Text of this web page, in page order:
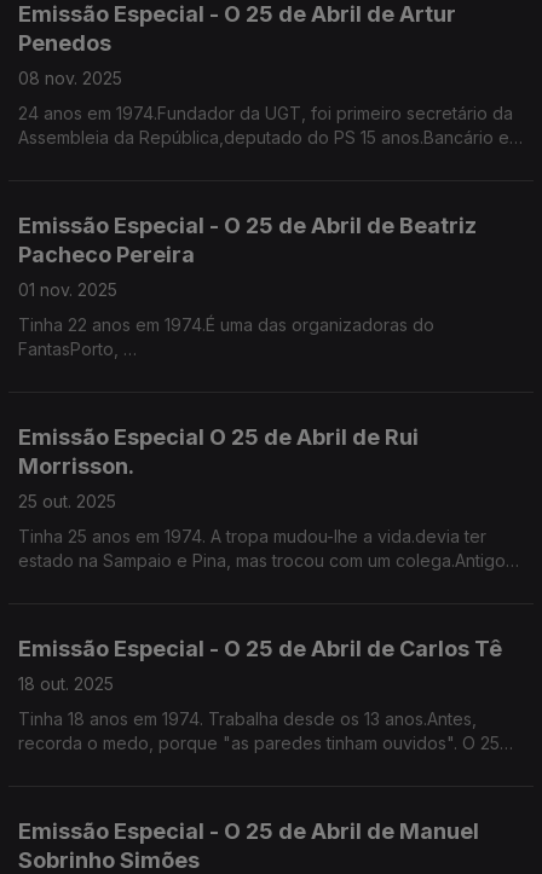
vereadora na CMPorto e deputada. Sem cartão.
Emissão Especial - O 25 de Abril de Artur
Penedos
08 nov. 2025
24 anos em 1974.Fundador da UGT, foi primeiro secretário da
Assembleia da República,deputado do PS 15 anos.Bancário em
Emissão Especial - O 25 de Abril de Beatriz
Pacheco Pereira
01 nov. 2025
Tinha 22 anos em 1974.É uma das organizadoras do
FantasPorto,
Emissão Especial O 25 de Abril de Rui
Morrisson.
25 out. 2025
Tinha 25 anos em 1974. A tropa mudou-lhe a vida.devia ter
estado na Sampaio e Pina, mas trocou com um colega.Antigo
Emissão Especial - O 25 de Abril de Carlos Tê
18 out. 2025
Tinha 18 anos em 1974. Trabalha desde os 13 anos.Antes,
recorda o medo, porque "as paredes tinham ouvidos". O 25
Emissão Especial - O 25 de Abril de Manuel
Sobrinho Simões